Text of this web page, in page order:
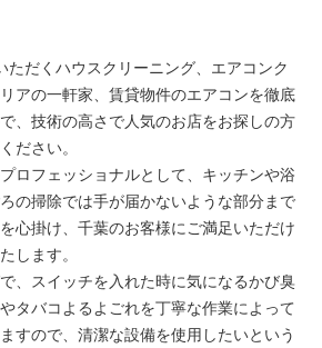
だくハウスクリーニング、エアコンク
アの一軒家、賃貸物件のエアコンを徹底
、技術の高さで人気のお店をお探しの方
ださい。
ロフェッショナルとして、キッチンや浴
の掃除では手が届かないような部分まで
心掛け、千葉のお客様にご満足いただけ
します。
、スイッチを入れた時に気になるかび臭
タバコよるよごれを丁寧な作業によって
すので、清潔な設備を使用したいという